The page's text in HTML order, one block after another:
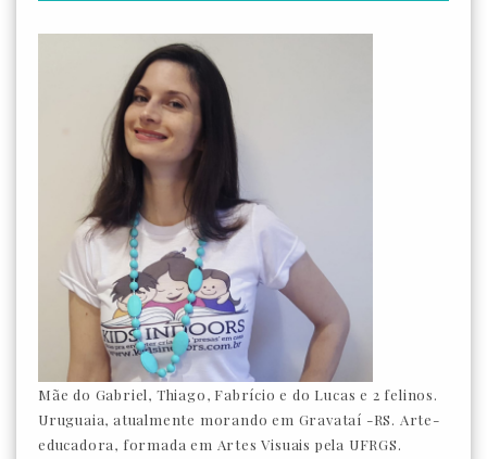
Mãe do Gabriel, Thiago, Fabrício e do Lucas e 2 felinos.
Uruguaia, atualmente morando em Gravataí -RS. Arte-
educadora, formada em Artes Visuais pela UFRGS.